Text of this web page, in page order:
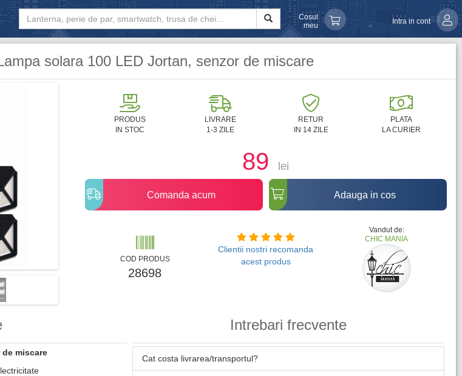
Cosul
meu
Intra in cont
solara 100 LED Jortan, senzor de miscare
PRODUS
IN STOC
LIVRARE
1-3 ZILE
RETUR
IN 14 ZILE
PLATA
LA CURIER
89 lei
Comanda acum Adauga in cos
COD PRODUS
28698
Clientii nostri recomanda
acest produs
Vandut de:
CHIC MANIA
de miscare
Intrebari frecvente
Cat costa livrarea/transportul?